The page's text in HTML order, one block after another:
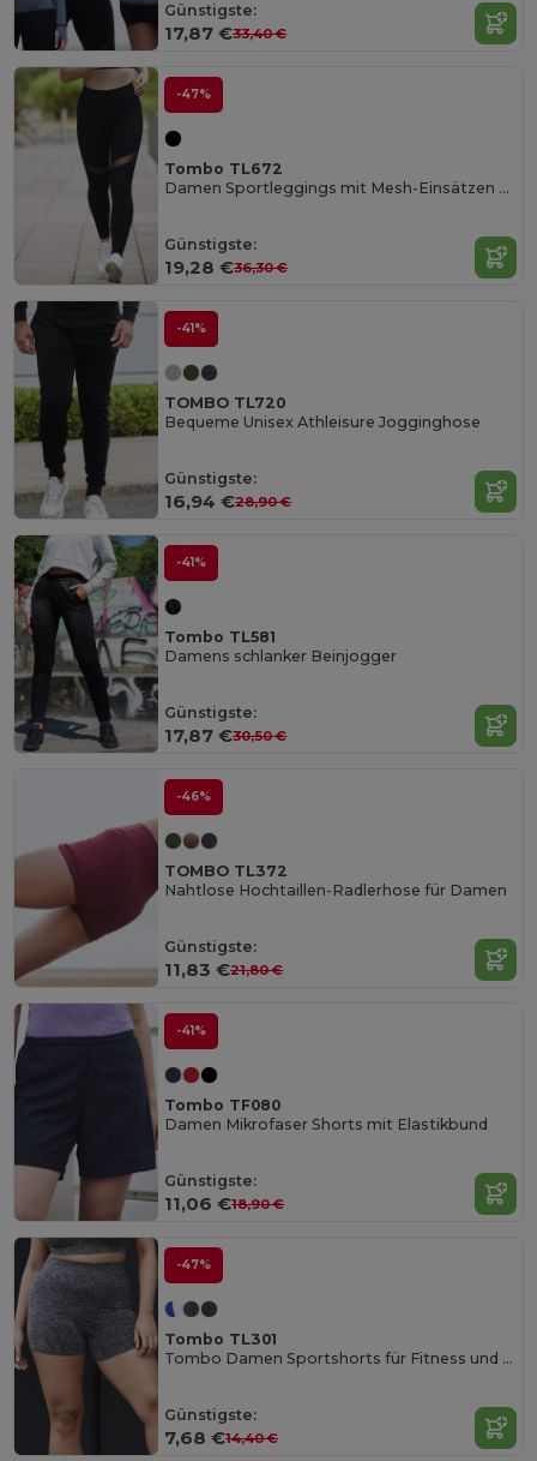
Günstigste:
17,87 €33,40 €
-47%
Tombo TL672
Damen Sportleggings mit Mesh-Einsätzen und Innentasche
Günstigste:
19,28 €36,30 €
-41%
TOMBO TL720
Bequeme Unisex Athleisure Jogginghose
Günstigste:
16,94 €28,90 €
-41%
Tombo TL581
Damens schlanker Beinjogger
Günstigste:
17,87 €30,50 €
-46%
TOMBO TL372
Nahtlose Hochtaillen-Radlerhose für Damen
Günstigste:
11,83 €21,80 €
-41%
Tombo TF080
Damen Mikrofaser Shorts mit Elastikbund
Günstigste:
11,06 €18,90 €
-47%
Tombo TL301
Tombo Damen Sportshorts für Fitness und Training
Günstigste:
7,68 €14,40 €